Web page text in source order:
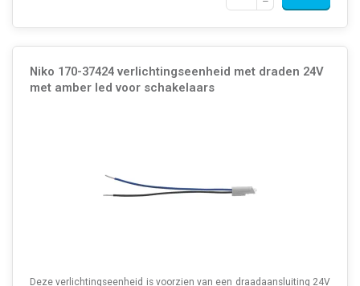
Niko 170-37424 verlichtingseenheid met draden 24V
met amber led voor schakelaars
Deze verlichtingseenheid is voorzien van een draadaansluiting 24V